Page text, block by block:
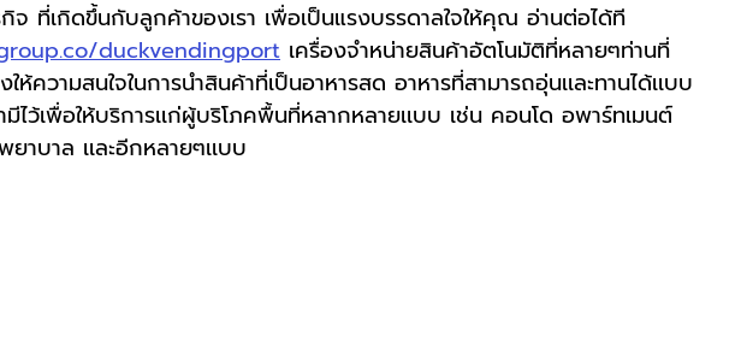
กิจ ที่เกิดขึ้นกับลูกค้าของเรา เพื่อเป็นแรงบรรดาลใจให้คุณ อ่านต่อได้ที
duckvendingport เครื่องจำหน่ายสินค้าอัตโนมัติที่หลายๆท่านที่
ห้ความสนใจในการนำสินค้าที่เป็นอาหารสด อาหารที่สามารถอุ่นเเละทานได้เเบบ
ามีไว้เพื่อให้บริการเเก่ผู้บริโภคพื้นที่หลากหลายเเบบ เช่น คอนโด อพาร์ทเมนต์
ยาบาล เเละอีกหลายๆเเบบ